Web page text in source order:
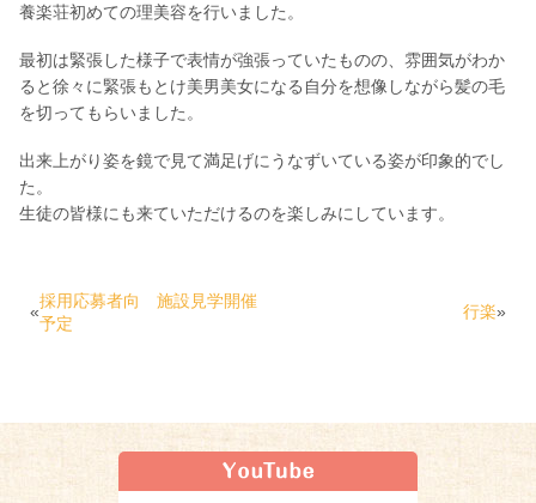
養楽荘初めての理美容を行いました。
最初は緊張した様子で表情が強張っていたものの、雰囲気がわか
ると徐々に緊張もとけ美男美女になる自分を想像しながら髪の毛
を切ってもらいました。
出来上がり姿を鏡で見て満足げにうなずいている姿が印象的でし
た。
生徒の皆様にも来ていただけるのを楽しみにしています。
«
採用応募者向 施設見学開催
予定
行楽»